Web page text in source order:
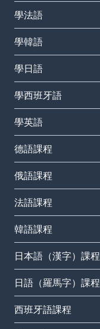
學法語
學韓語
學日語
學西班牙語
學英語
德語課程
俄語課程
法語課程
韓語課程
日本語（漢字）課程
日語（羅馬字）課程
西班牙語課程